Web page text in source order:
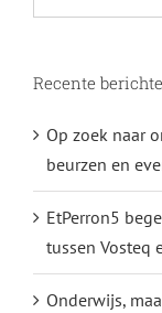
Recente
Op zoek naar
beurzen en
EtPerron5
tussen Vosteq
Onderwijs,